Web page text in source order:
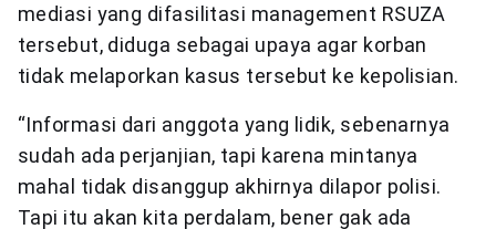
mediasi yang difasilitasi management RSUZA
tersebut, diduga sebagai upaya agar korban
tidak melaporkan kasus tersebut ke kepolisian.
“Informasi dari anggota yang lidik, sebenarnya
sudah ada perjanjian, tapi karena mintanya
mahal tidak disanggup akhirnya dilapor polisi.
Tapi itu akan kita perdalam, bener gak ada